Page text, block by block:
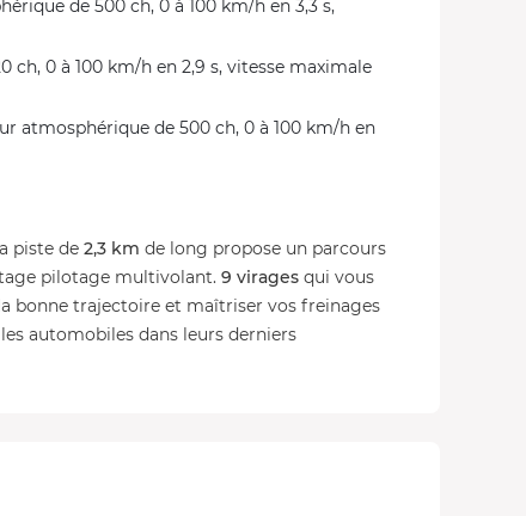
de 500 ch, 0 à 100 km/h en 3,3 s,
ch, 0 à 100 km/h en 2,9 s, vitesse maximale
atmosphérique de 500 ch, 0 à 100 km/h en
piste de 2,3 km de long propose un parcours
pilotage multivolant. 9 virages qui vous
bonne trajectoire et maîtriser vos freinages
automobiles dans leurs derniers